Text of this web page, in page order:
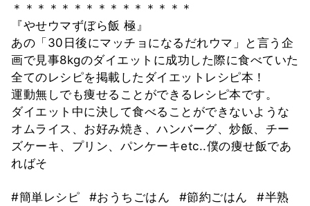
＊＊＊＊＊＊＊＊＊＊＊＊＊＊＊
『やせウマずぼら飯 極』
あの「30日後にマッチョになるだれウマ」と言う企
画で見事8kgのダイエットに成功した際に食べていた
全てのレシピを掲載したダイエットレシピ本！
運動無しでも痩せることができるレシピ本です。
ダイエット中に決して食べることができないような
オムライス、お好み焼き、ハンバーグ、炒飯、チー
ズケーキ、プリン、パンケーキetc..僕の痩せ飯であ
ればそ
#簡単レシピ #おうちごはん #節約ごはん
#半熟